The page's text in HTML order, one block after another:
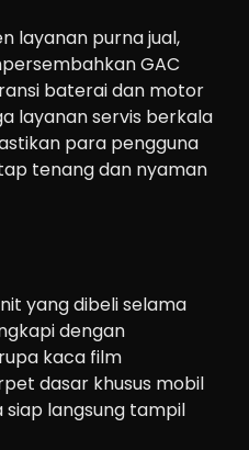
layanan purna jual,
GAC
baterai dan motor
layanan servis berkala
para pengguna
tenang dan nyaman
yang dibeli selama
dengan
kaca film
dasar khusus mobil
siap langsung tampil